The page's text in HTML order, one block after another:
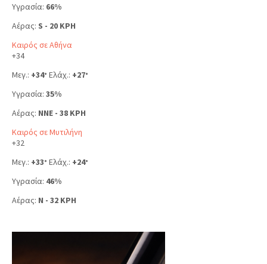
Υγρασία: 66%
Αέρας: S - 20 KPH
Καιρός σε Αθήνα
+34
Μεγ.: +34° Ελάχ.: +27°
Υγρασία: 35%
Αέρας: NNE - 38 KPH
Καιρός σε Μυτιλήνη
+32
Μεγ.: +33° Ελάχ.: +24°
Υγρασία: 46%
Αέρας: N - 32 KPH